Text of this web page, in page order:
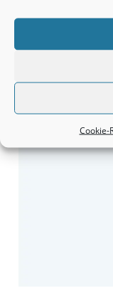
Cookie-
Monteurzimmer